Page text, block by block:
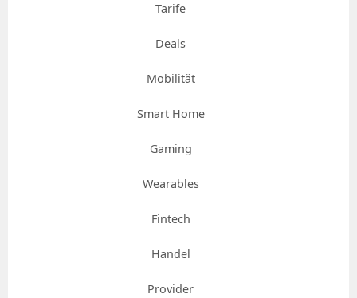
Tarife
Deals
Mobilität
Smart Home
Gaming
Wearables
Fintech
Handel
Provider